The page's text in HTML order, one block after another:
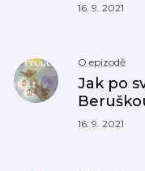
16. 9. 2021
O epizodě
Jak po
16. 9. 2021